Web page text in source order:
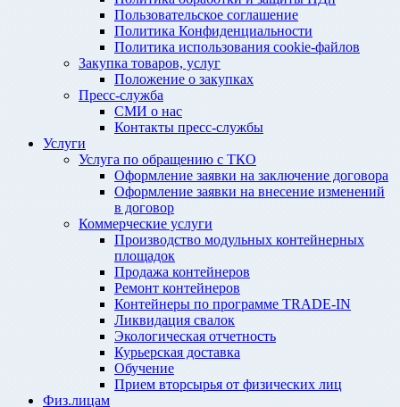
Пользовательское соглашение
Политика Конфиденциальности
Политика использования cookie-файлов
Закупка товаров, услуг
Положение о закупках
Пресс-служба
СМИ о нас
Контакты пресс-службы
Услуги
Услуга по обращению с ТКО
Оформление заявки на заключение договора
Оформление заявки на внесение изменений
в договор
Коммерческие услуги
Производство модульных контейнерных
площадок
Продажа контейнеров
Ремонт контейнеров
Контейнеры по программе TRADE-IN
Ликвидация свалок
Экологическая отчетность
Курьерская доставка
Обучение
Прием вторсырья от физических лиц
Физ.лицам